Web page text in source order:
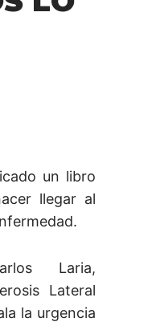
un libro
llegar al
Laria,
Lateral
la urgencia